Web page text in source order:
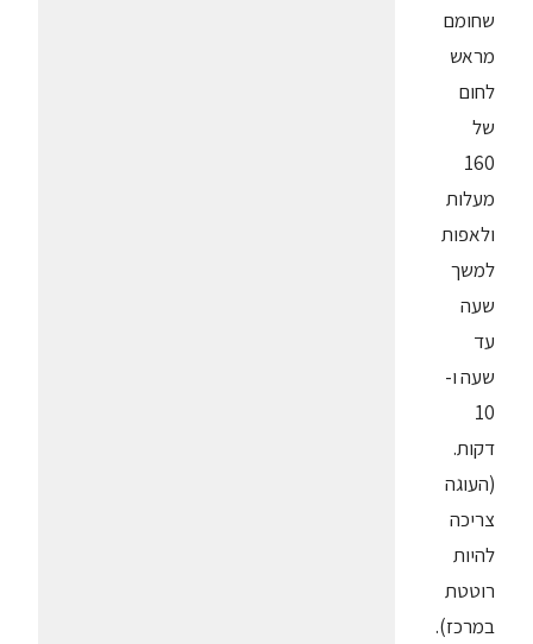
שחומם
מראש
לחום
של
160
מעלות
ולאפות
למשך
שעה
עד
שעה ו-
10
דקות.
(העוגה
צריכה
להיות
רוטטת
במרכז).